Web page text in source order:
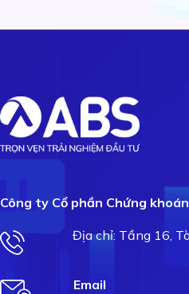
Công ty Cổ phần Chứng
Địa chỉ: Tầng 16,
Email